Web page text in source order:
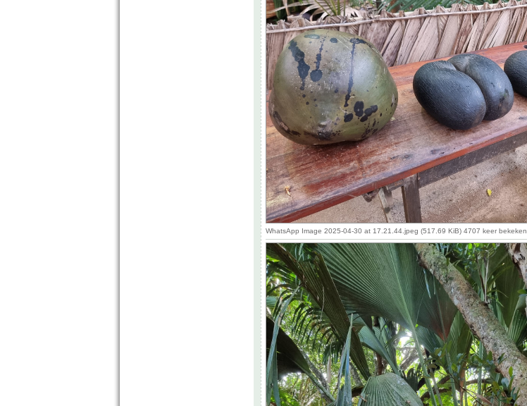
WhatsApp Image 2025-04-30 at 17.21.44.jpeg (517.69 KiB) 4707 keer bekeken